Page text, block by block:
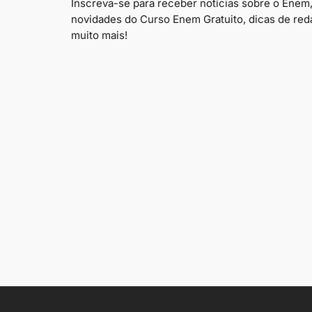
Inscreva-se para receber notícias sobre o Enem,
novidades do Curso Enem Gratuito, dicas de
muito mais!